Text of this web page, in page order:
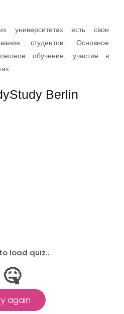
университетах есть свои
студентов. Основное
обучение, участие в
Berlin